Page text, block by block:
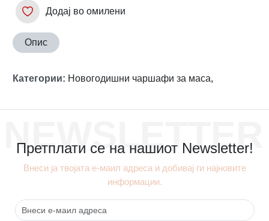
Додај во омилени
Опис
Категории: Новогодишни чаршафи за маса,
NEWSLETTER
Претплати се на нашиот Newsletter!
Внеси ја твојата е-маил адреса и добивај ги најновите
информации.